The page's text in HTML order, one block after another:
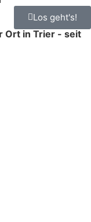
Los geht's!
Ort in Trier - seit